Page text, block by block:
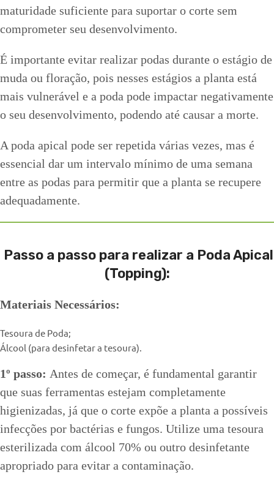
maturidade suficiente para suportar o corte sem
comprometer seu desenvolvimento.
É importante evitar realizar podas durante o estágio de
muda ou floração, pois nesses estágios a planta está
mais vulnerável e a poda pode impactar negativamente
o seu desenvolvimento, podendo até causar a morte.
A poda apical pode ser repetida várias vezes, mas é
essencial dar um intervalo mínimo de uma semana
entre as podas para permitir que a planta se recupere
adequadamente.
Passo a passo para realizar a Poda Apical
(Topping):
Materiais Necessários:
Tesoura de Poda;
Álcool (para desinfetar a tesoura).
1º passo: Antes de começar, é fundamental garantir
que suas ferramentas estejam completamente
higienizadas, já que o corte expõe a planta a possíveis
infecções por bactérias e fungos. Utilize uma tesoura
esterilizada com álcool 70% ou outro desinfetante
apropriado para evitar a contaminação.